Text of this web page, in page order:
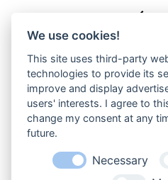
IWA - F. Riehle GmbH
We use cookies!
This site uses third-party
technologies to provide its
improve and display
users' interests. I agree to
change my consent at any
future.
Necessary